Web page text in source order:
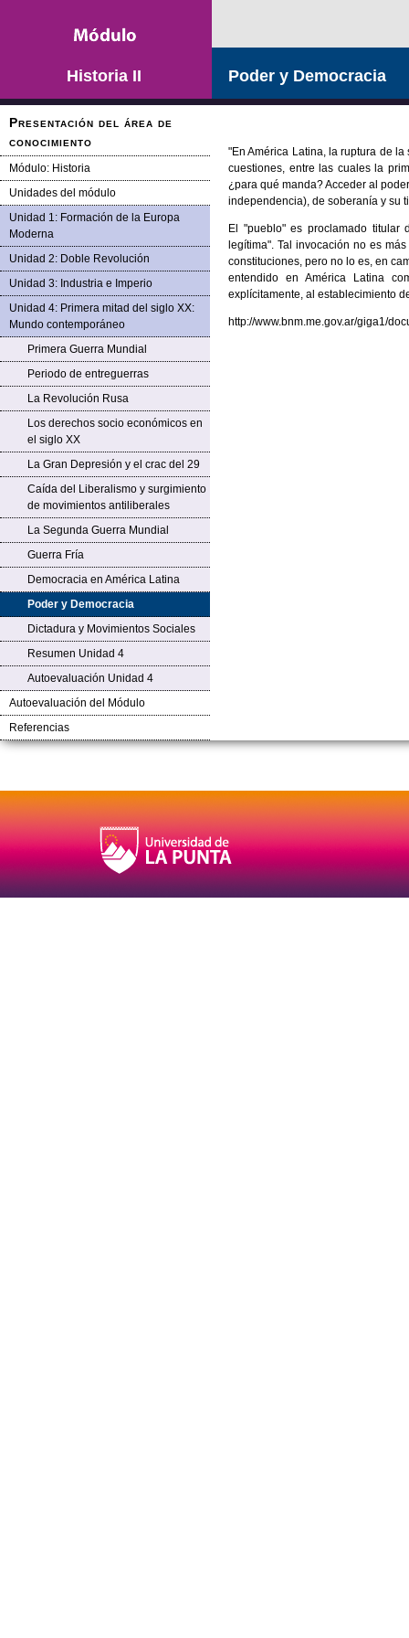
Historia II
Presentación del área de
conocimiento
Módulo: Historia
Unidades del módulo
Unidad 1: Formación de la Europa
Moderna
Unidad 2: Doble Revolución
Unidad 3: Industria e Imperio
Unidad 4: Primera mitad del siglo XX:
Mundo contemporáneo
Primera Guerra Mundial
Periodo de entreguerras
La Revolución Rusa
Los derechos socio económicos en
el siglo XX
La Gran Depresión y el crac del 29
Caída del Liberalismo y surgimiento
de movimientos antiliberales
La Segunda Guerra Mundial
Guerra Fría
Democracia en América Latina
Poder y Democracia
Dictadura y Movimientos Sociales
Resumen Unidad 4
Autoevaluación Unidad 4
Autoevaluación del Módulo
Referencias
Poder y Democracia
"En América Latina, la ruptura de
cuestiones, entre las cuales la
¿para qué manda? Acceder al
independencia), de soberanía y su
El "pueblo" es proclamado
legítima". Tal invocación no es
constituciones, pero no lo es, en
entendido en América Latina
explícitamente, al establecimiento
http://www.bnm.me.gov.ar/giga1/